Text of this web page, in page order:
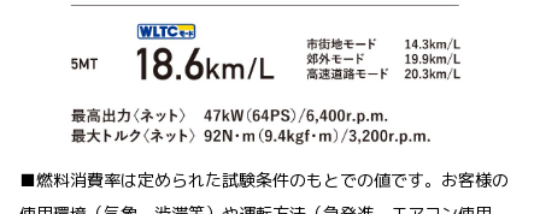
■燃料消費率は定められた試験条件のもとでの値です。お客様の